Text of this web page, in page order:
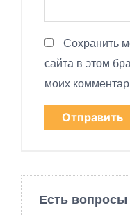
Сохранить
сайта в этом
моих
Есть вопросы